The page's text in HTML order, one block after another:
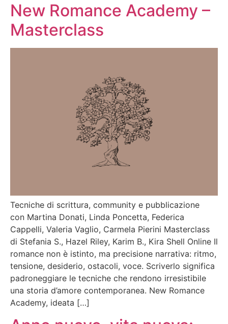
New Romance Academy –
Masterclass
Tecniche di scrittura, community e pubblicazione
con Martina Donati, Linda Poncetta, Federica
Cappelli, Valeria Vaglio, Carmela Pierini Masterclass
di Stefania S., Hazel Riley, Karim B., Kira Shell Online Il
romance non è istinto, ma precisione narrativa: ritmo,
tensione, desiderio, ostacoli, voce. Scriverlo significa
padroneggiare le tecniche che rendono irresistibile
una storia d’amore contemporanea. New Romance
Academy, ideata […]